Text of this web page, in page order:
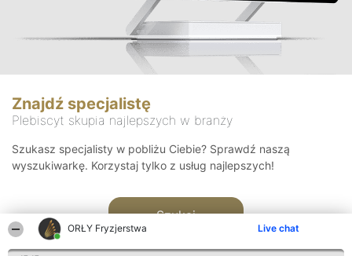
ORŁY Fryzjerstwa Live chat
Znajdź specjalistę
Plebiscyt skupia najlepszych w branży
Szukasz specjalisty w pobliżu Ciebie? Sprawdź naszą
wyszukiwarkę. Korzystaj tylko z usług najlepszych!
Szukaj